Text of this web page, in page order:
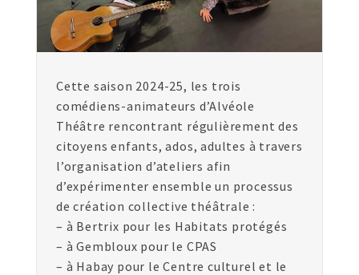
Cette saison 2024-25, les trois
comédiens-animateurs d’Alvéole
Théâtre rencontrant régulièrement des
citoyens enfants, ados, adultes à travers
l’organisation d’ateliers afin
d’expérimenter ensemble un processus
de création collective théâtrale :
– à Bertrix pour les Habitats protégés
– à Gembloux pour le CPAS
– à Habay pour le Centre culturel et le